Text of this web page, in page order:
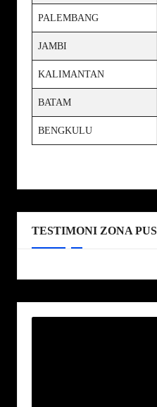
PALEMBANG
JAMBI
KALIMANTAN
BATAM
BENGKULU
TESTIMONI ZONA